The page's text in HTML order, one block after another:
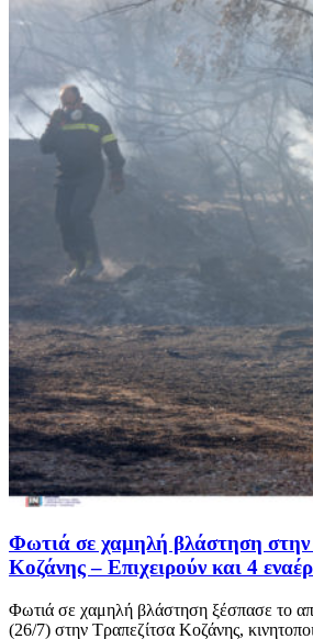
Φωτιά σε χαμηλή βλάστηση στην
Κοζάνης – Επιχειρούν και 4
Φωτιά σε χαμηλή βλάστηση ξέσπασε το
(26/7) στην Τραπεζίτσα Κοζάνης,